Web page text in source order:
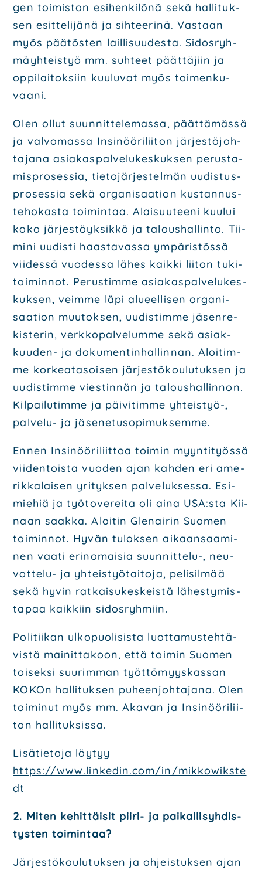
gen toi­mis­ton esi­hen­ki­lö­nä sekä hal­li­tuk­
sen esit­te­li­jä­nä ja sih­tee­ri­nä. Vas­taan
myös pää­tös­ten lail­li­suu­des­ta. Sidos­ryh­
mäyh­teis­työ mm. suh­teet päät­tä­jiin ja
oppi­lai­tok­siin kuu­lu­vat myös toi­men­ku­
vaa­ni.
Olen ollut suun­nit­te­le­mas­sa, päät­tä­mäs­sä
ja val­vo­mas­sa Insi­nöö­ri­lii­ton jär­jes­tö­joh­
ta­ja­na asia­kas­pal­ve­lu­kes­kuk­sen perus­ta­
mis­pro­ses­sia, tie­to­jär­jes­tel­män uudis­tus­
pro­ses­sia sekä orga­ni­saa­tion kus­tan­nus­
te­ho­kas­ta toi­min­taa. Alai­suu­tee­ni kuu­lui
koko jär­jes­töyk­sik­kö jatalous­hal­lin­to. Tii­
mi­ni uudis­ti haas­ta­vas­sa ympä­ris­tös­sä
vii­des­sä vuo­des­sa lähes kaik­ki lii­tontuki­
toi­min­not. Perus­tim­me asia­kas­pal­ve­lu­kes­
kuk­sen, veim­me läpi alu­eel­li­sen orga­ni­
saa­tion muu­tok­sen, uudis­tim­me jäsen­re­
kis­te­rin, verk­ko­pal­ve­lum­me sekä asiak­
kuu­den- jadoku­men­tin­hal­lin­nan. Aloi­tim­
me kor­kea­ta­soi­sen jär­jes­tö­kou­lu­tuk­sen ja
uudis­tim­mevies­tin­nän ja talous­hal­lin­non.
Kil­pai­lu­tim­me ja päi­vi­tim­me yhteis­työ-,
pal­ve­lu- ja jäse­ne­tuso­pi­muk­sem­me.
Ennen Insi­nöö­ri­liit­toa toi­min myyn­ti­työs­sä
vii­den­tois­ta vuo­den ajan kah­den eriame­
rik­ka­lai­sen yri­tyk­sen pal­ve­luk­ses­sa. Esi­
mie­hiä ja työ­to­ve­rei­ta oli aina USA:sta Kii­
naan saak­ka. Aloi­tin Gle­nai­rin Suo­men
toi­min­not. Hyvän tulok­sen aikaan­saa­mi­
nen vaa­tierin­omai­sia suun­nit­te­lu-, neu­
vot­te­lu- ja yhteis­työ­tai­to­ja, peli­sil­mää
sekä hyvin rat­kai­su­kes­keis­tä lähes­ty­mis­
ta­paa kaik­kiin sidos­ryh­miin.
Poli­tii­kan ulko­puo­li­sis­ta luot­ta­mus­teh­tä­
vis­tä mai­nit­ta­koon, että toi­min Suo­men
toi­sek­sisuu­rim­man työt­tö­myys­kas­san
KOKOn hal­li­tuk­sen puheen­joh­ta­ja­na. Olen
toi­mi­nut myös mm. Aka­van ja Insi­nöö­ri­lii­
ton hal­li­tuk­sis­sa.
Lisä­tie­to­ja löy­tyy
https://www.linkedin.com/in/mikkowikste
dt
2. Miten kehit­täi­sit pii­ri- ja pai­kal­li­syh­dis­
tys­ten toi­min­taa?
Jär­jes­tö­kou­lu­tuk­sen ja ohjeis­tuk­sen ajan